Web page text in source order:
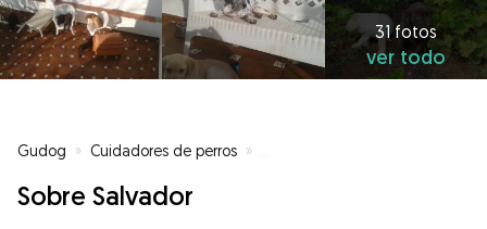
31 fotos
ver todo
Gudog » Cuidadores de perros »
Sobre Salvador